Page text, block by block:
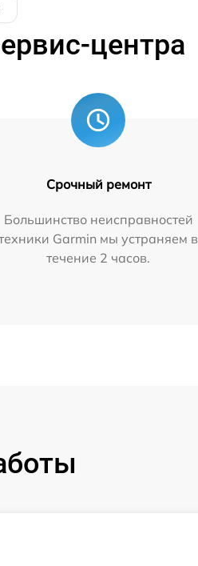
центра
Срочный ремонт
Большинство неисправностей
Garmin мы устраняем в
течение 2 часов.